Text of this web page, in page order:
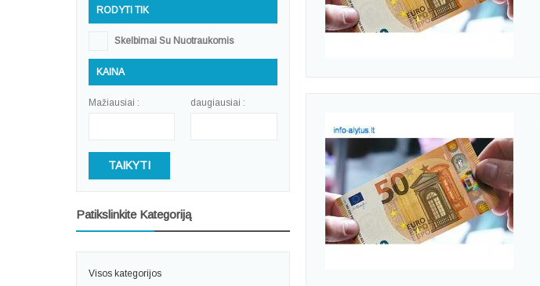
RODYTI TIK
Skelbimai Su Nuotraukomis
KAINA
Mažiausiai : daugiausiai :
TAIKYTI
Patikslinkite Kategoriją
Visos kategorijos